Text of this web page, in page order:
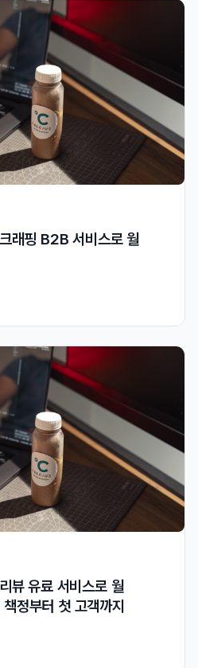
래핑 B2B 서비스로 월
뷰 유료 서비스로 월
정부터 첫 고객까지